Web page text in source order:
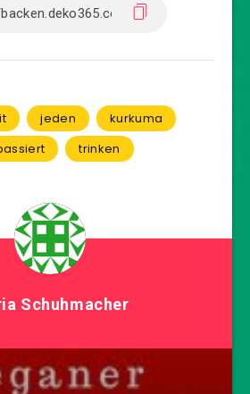
jeden
kurkuma
trinken
Schuhmacher